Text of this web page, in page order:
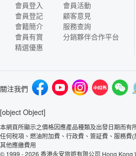
會員登入
會員登記
會籍簡介
會員有賞
精選優惠
會員活動
顧客意見
服務查詢
分銷夥伴合作平台
關注我們
[object Object]
本網頁所顯示之價格因應產品種類及出發日期而有
任何稅項、燃油附加費、行政費、簽証費、服務費(
其他應繳費用
© 1999 - 2026 香港永安旅遊有限公司 Hong Kong